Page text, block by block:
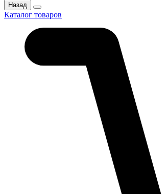
Назад
Каталог товаров